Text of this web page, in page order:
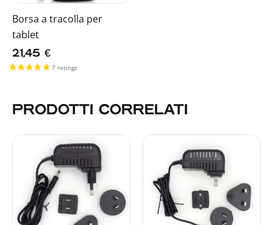
Borsa a tracolla per
tablet
21,45 €
PRODOTTI CORRELATI